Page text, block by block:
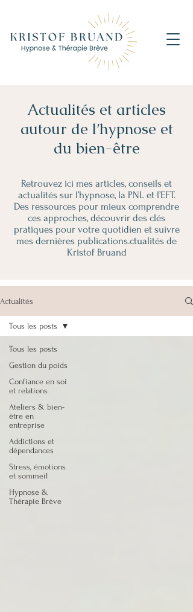
Actualités et articles
autour de l’hypnose et
du bien-être
Retrouvez ici mes articles, conseils et
actualités sur l’hypnose, la PNL et l’EFT.
Des ressources pour mieux comprendre
ces approches, découvrir des clés
pratiques pour votre quotidien et suivre
mes dernières publications.ctualités de
Kristof Bruand
Actualités
Tous les posts
Gestion du poids
Confiance en soi
et relations
Ateliers & bien-
être en
entreprise
Addictions et
dépendances
Stress, émotions
et sommeil
Hypnose &
Thérapie Brève
Tous les posts